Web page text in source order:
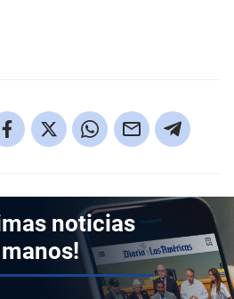
noticias